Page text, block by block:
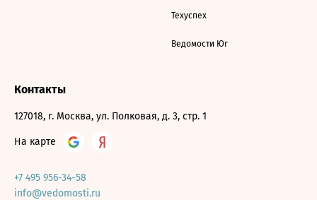
Техуспех
Ведомости Юг
Контакты
127018, г. Москва, ул. Полковая, д. 3, стр. 1
На карте
+7 495 956-34-58
info@vedomosti.ru